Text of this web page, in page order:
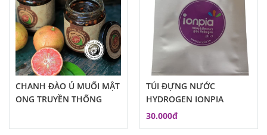
CHANH ĐÀO Ủ MUỐI MẬT
ONG TRUYỀN THỐNG
TÚI ĐỰNG NƯỚC
HYDROGEN IONPIA
30.000đ